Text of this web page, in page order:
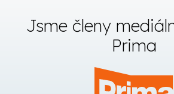
Jsme členy
Prima